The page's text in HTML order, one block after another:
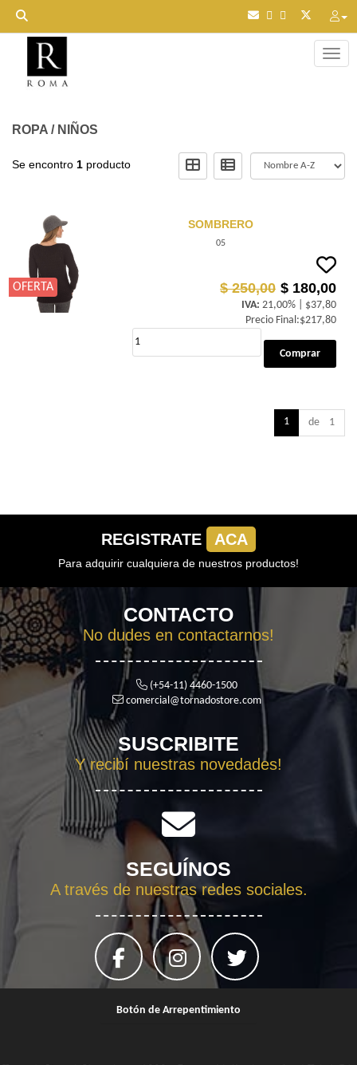
ROPA / NIÑOS
Se encontro 1 producto
OFERTA
SOMBRERO
05
$ 250,00 $ 180,00
IVA: 21,00% | $37,80
Precio Final:$217,80
1 de 1
REGISTRATE ACA
Para adquirir cualquiera de nuestros productos!
CONTACTO
No dudes en contactarnos!
(+54-11) 4460-1500
comercial@tornadostore.com
SUSCRIBITE
Y recibí nuestras novedades!
SEGUÍNOS
A través de nuestras redes sociales.
Botón de Arrepentimiento